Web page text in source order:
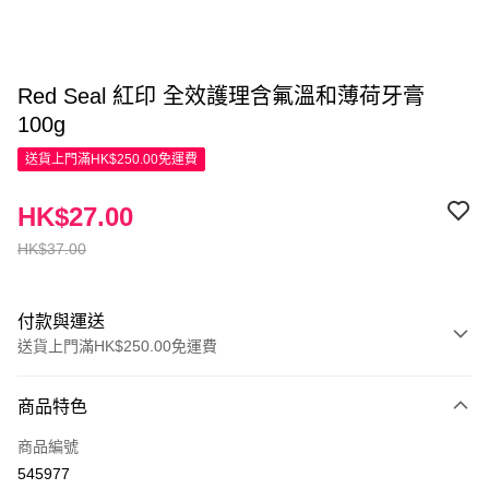
Red Seal 紅印 全效護理含氟溫和薄荷牙膏
100g
送貨上門滿HK$250.00免運費
HK$37.00
HK$27.00
付款與運送
送貨上門滿HK$250.00免運費
信用卡
Apple Pay
商品特色
商品編號
545977